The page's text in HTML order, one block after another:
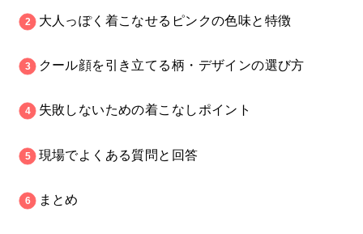
大人っぽく着こなせるピンクの色味と特徴
クール顔を引き立てる柄・デザインの選び方
失敗しないための着こなしポイント
現場でよくある質問と回答
まとめ